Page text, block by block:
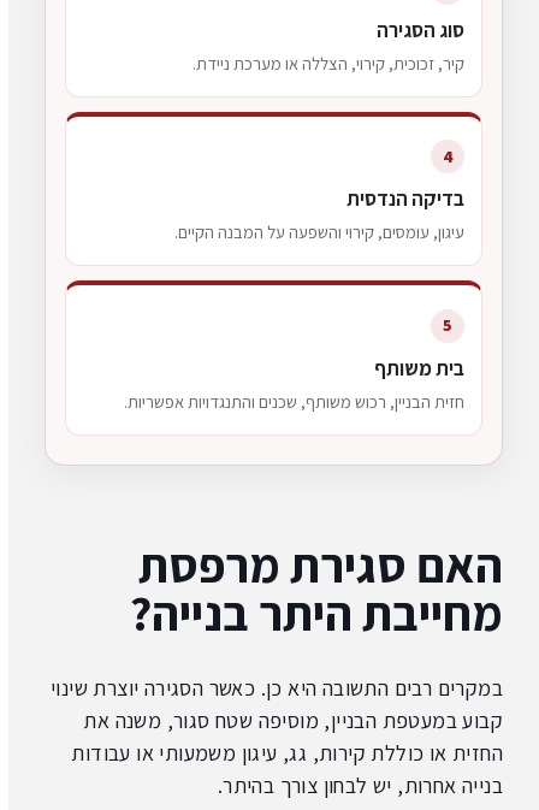
סוג הסגירה
קיר, זכוכית, קירוי, הצללה או מערכת ניידת.
4
בדיקה הנדסית
עיגון, עומסים, קירוי והשפעה על המבנה הקיים.
5
בית משותף
חזית הבניין, רכוש משותף, שכנים והתנגדויות אפשריות.
האם סגירת מרפסת
מחייבת היתר בנייה?
במקרים רבים התשובה היא כן. כאשר הסגירה יוצרת שינוי
קבוע במעטפת הבניין, מוסיפה שטח סגור, משנה את
החזית או כוללת קירות, גג, עיגון משמעותי או עבודות
בנייה אחרות, יש לבחון צורך בהיתר.